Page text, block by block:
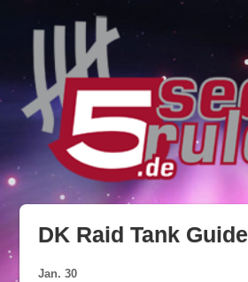
DK Raid Tank Guide
Jan. 30